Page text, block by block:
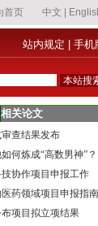
站内规定 手机
相关论文
查结果发布
何炼成“高数男神”？
协作项目申报工作
药领域项目申报指南
项目拟立项结果